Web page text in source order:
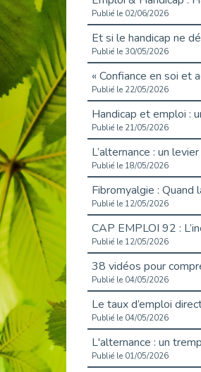
Publié le 02/06/2026
Publié le 30/05/2026
Publié le 22/05/2026
Publié le 21/05/2026
Publié le 18/05/2026
Publié le 12/05/2026
Publié le 12/05/2026
Publié le 04/05/2026
Publié le 04/05/2026
Publié le 01/05/2026